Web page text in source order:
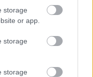
storage
or app.
storage
storage